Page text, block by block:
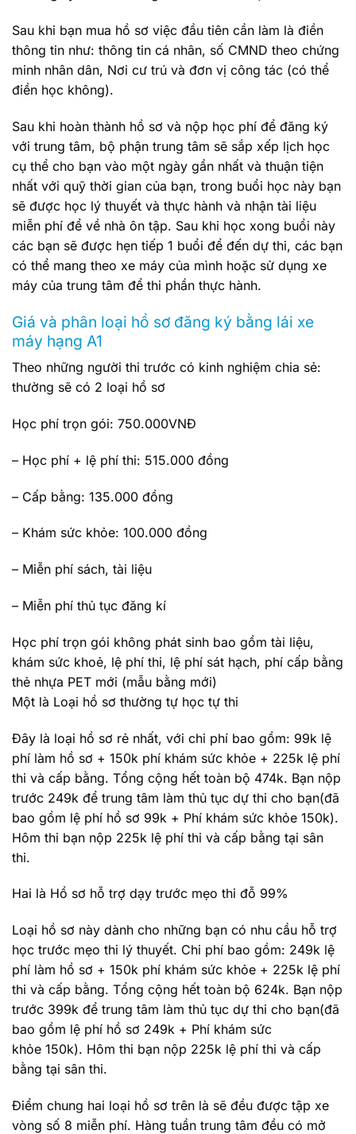
Sau khi bạn mua hồ sơ việc đầu tiên cần làm là điền
thông tin như: thông tin cá nhân, số CMND theo chứng
minh nhân dân, Nơi cư trú và đơn vị công tác (có thể
điền học không).
Sau khi hoàn thành hồ sơ và nộp học phí để đăng ký
với trung tâm, bộ phận trung tâm sẽ sắp xếp lịch học
cụ thể cho bạn vào một ngày gần nhất và thuận tiện
nhất với quỹ thời gian của bạn, trong buổi học này bạn
sẽ được học lý thuyết và thực hành và nhận tài liệu
miễn phí để về nhà ôn tập. Sau khi học xong buổi này
các bạn sẽ được hẹn tiếp 1 buổi để đến dự thi, các bạn
có thể mang theo xe máy của mình hoặc sử dụng xe
máy của trung tâm để thi phần thực hành.
Giá và phân loại hồ sơ đăng ký bằng lái xe
máy hạng A1
Theo những người thi trước có kinh nghiệm chia sẻ:
thường sẽ có 2 loại hồ sơ
Học phí trọn gói: 750.000VNĐ
– Học phí + lệ phí thi: 515.000 đồng
– Cấp bằng: 135.000 đồng
– Khám sức khỏe: 100.000 đồng
– Miễn phí sách, tài liệu
– Miễn phí thủ tục đăng kí
Học phí trọn gói không phát sinh bao gồm tài liệu,
khám sức khoẻ, lệ phí thi, lệ phí sát hạch, phí cấp bằng
thẻ nhựa PET mới (mẫu bằng mới)
Một là Loại hồ sơ thường tự học tự thi
Đây là loại hồ sơ rẻ nhất, với chi phí bao gồm: 99k lệ
phí làm hồ sơ + 150k phí khám sức khỏe + 225k lệ phí
thi và cấp bằng. Tổng cộng hết toàn bộ 474k. Bạn nộp
trước 249k để trung tâm làm thủ tục dự thi cho bạn(đã
bao gồm lệ phí hồ sơ 99k + Phí khám sức khỏe 150k).
Hôm thi bạn nộp 225k lệ phí thi và cấp bằng tại sân
thi.
Hai là Hồ sơ hỗ trợ dạy trước mẹo thi đỗ 99%
Loại hồ sơ này dành cho những bạn có nhu cầu hỗ trợ
học trước mẹo thi lý thuyết. Chi phí bao gồm: 249k lệ
phí làm hồ sơ + 150k phí khám sức khỏe + 225k lệ phí
thi và cấp bằng. Tổng cộng hết toàn bộ 624k. Bạn nộp
trước 399k để trung tâm làm thủ tục dự thi cho bạn(đã
bao gồm lệ phí hồ sơ 249k + Phí khám sức
khỏe 150k). Hôm thi bạn nộp 225k lệ phí thi và cấp
bằng tại sân thi.
Điểm chung hai loại hồ sơ trên là sẽ đều được tập xe
vòng số 8 miễn phí. Hàng tuần trung tâm đều có mở